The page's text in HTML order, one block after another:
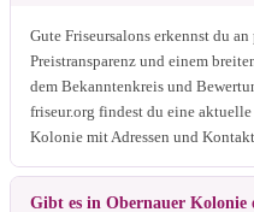
Gute Friseursalons erkennst du
Preistransparenz und einem
dem Bekanntenkreis und
friseur.org findest du eine
Kolonie mit Adressen und
Gibt es in Obernauer Kolonie